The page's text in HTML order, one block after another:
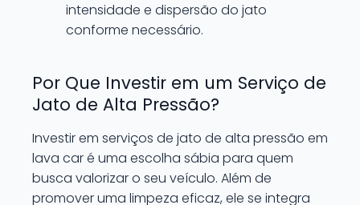
intensidade e dispersão do jato
conforme necessário.
Por Que Investir em um Serviço de
Jato de Alta Pressão?
Investir em serviços de jato de alta pressão em
lava car é uma escolha sábia para quem
busca valorizar o seu veículo. Além de
promover uma limpeza eficaz, ele se integra